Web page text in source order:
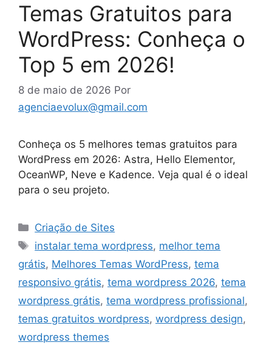
Temas Gratuitos para
WordPress: Conheça o
Top 5 em 2026!
8 de maio de 2026 Por
agenciaevolux@gmail.com
Conheça os 5 melhores temas gratuitos para
WordPress em 2026: Astra, Hello Elementor,
OceanWP, Neve e Kadence. Veja qual é o ideal
para o seu projeto.
Categorias
Criação de Sites
Tags
instalar tema wordpress, melhor tema
grátis, Melhores Temas WordPress, tema
responsivo grátis, tema wordpress 2026, tema
wordpress grátis, tema wordpress profissional,
temas gratuitos wordpress, wordpress design,
wordpress themes